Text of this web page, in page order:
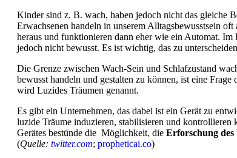
Kinder sind z. B. wach, haben jedoch nicht das gleiche
Erwachsenen handeln in unserem Alltagsbewusstsein oft
heraus und funktionieren dann eher wie ein Automat.
jedoch nicht bewusst. Es ist wichtig, das zu
Die Grenze zwischen Wach-Sein und Schlafzustand
bewusst handeln und gestalten zu können, ist eine
wird Luzides Träumen genannt.
Es gibt ein Unternehmen, das dabei ist ein Gerät zu
luzide Träume induzieren, stabilisieren und
Gerätes bestünde die Möglichkeit, die Erforschung des
(Quelle: twitter.com; propheticai.co)